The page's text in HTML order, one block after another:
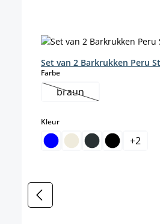
Set van 2 Barkrukken Peru
Farbeselect
braun(Deze optie is
Kleurselect
+2